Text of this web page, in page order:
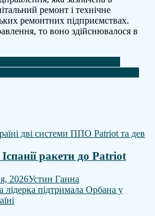
ремонт і технічне
ремонтних підприємствах.
то воно здійснювалося в
ракети до Patriot
2026Устин Ганна